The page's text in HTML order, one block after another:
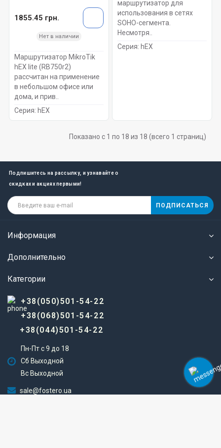
1855.45 грн.
Нет в наличии
Маршрутизатор MikroTik
hEX lite (RB750r2)
рассчитан на применение
в небольшом офисе или
дома, и прив..
Серия: hEX
маршрутизатор для
использования в сетях
SOHO-сегмента.
Несмотря..
Серия: hEX
Показано с 1 по 18 из 18 (всего 1 страниц)
Подпишитесь на рассылку, и узнавайте о
скидках и акциях первыми!
ПОДПИСАТЬСЯ
Информация
Дополнительно
Категории
+38(050)501-54-22
+38(068)501-54-22
+38(044)501-54-22
Пн-Пт с 9 до 18
Сб Выходной
Вс Выходной
sale@fostero.ua